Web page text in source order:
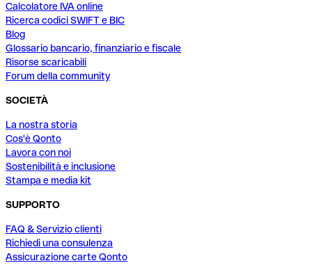
Calcolatore IVA online
Ricerca codici SWIFT e BIC
Blog
Glossario bancario, finanziario e fiscale
Risorse scaricabili
Forum della community
SOCIETÀ
La nostra storia
Cos'è Qonto
Lavora con noi
Sostenibilità e inclusione
Stampa e media kit
SUPPORTO
FAQ & Servizio clienti
Richiedi una consulenza
Assicurazione carte Qonto